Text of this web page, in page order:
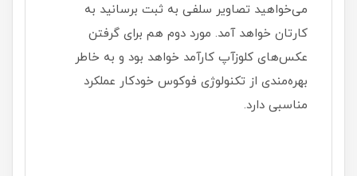
می‌خواهید تصاویر سلفی به ثبت برسانید به
کارتان خواهد آمد. مورد دوم هم برای گرفتن
عکس‌های کلوزآپ کارآمد خواهد بود و به خاطر
بهره‌مندی از تکنولوژی فوکوس خودکار عملکرد
مناسبی دارد.